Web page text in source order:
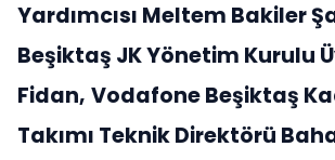
Yardımcısı Meltem Bakiler
Beşiktaş JK Yönetim Kurulu
Fidan, Vodafone Beşiktaş
Takımı Teknik Direktörü